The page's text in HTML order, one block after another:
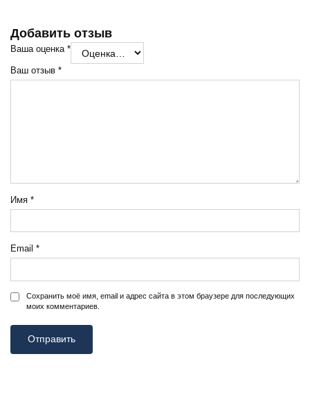
Добавить отзыв
Ваша оценка *
Ваш отзыв *
Имя *
Email *
Сохранить моё имя, email и адрес сайта в этом браузере для последующих
моих комментариев.